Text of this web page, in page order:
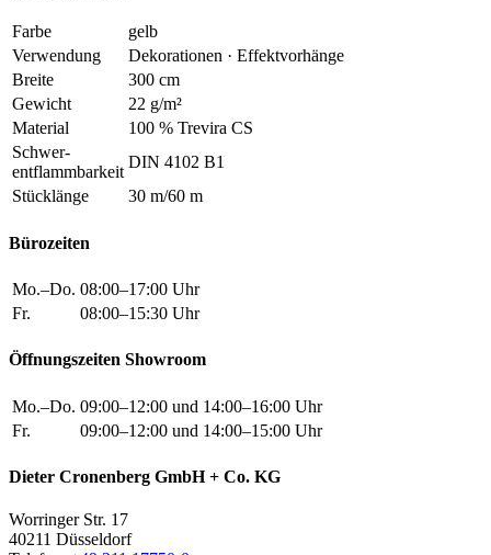
Farbe
gelb
Verwendung
Dekorationen · Effektvorhänge
Breite
300 cm
Gewicht
22 g/m²
Material
100 % Trevira CS
Schwer-
entflammbarkeit
DIN 4102 B1
Stücklänge
30 m/60 m
Bürozeiten
Mo.–Do. 08:00–17:00 Uhr
Fr.
08:00–15:30 Uhr
Öffnungszeiten Showroom
Mo.–Do. 09:00–12:00 und 14:00–16:00 Uhr
Fr.
09:00–12:00 und 14:00–15:00 Uhr
Dieter Cronenberg GmbH + Co. KG
Worringer Str. 17
40211 Düsseldorf